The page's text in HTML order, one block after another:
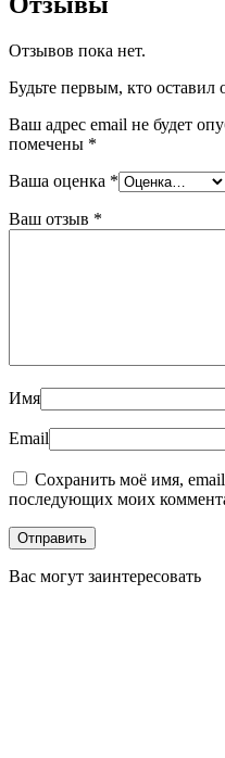
Отзывов пока нет.
Будьте первым, кто оставил
Ваш адрес email не будет
помечены *
Ваша оценка *
Ваш отзыв *
Имя
Email
Сохранить моё имя, email
последующих моих
Вас могут заинтересовать